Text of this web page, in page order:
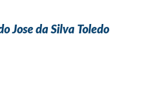
Jose da Silva Toledo